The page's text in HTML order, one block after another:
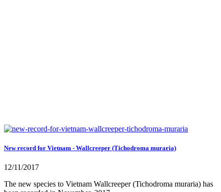
New record for Vietnam - Wallcreeper (Tichodroma muraria)
12/11/2017
The new species to Vietnam Wallcreeper (Tichodroma muraria) has